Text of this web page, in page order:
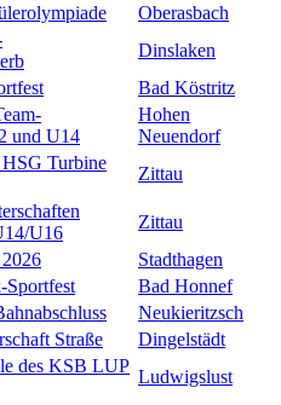
Oberasbach
Dinslaken
Bad Köstritz
und U14
Hohen
Neuendorf
HSG Turbine
Zittau
U16
Zittau
Stadthagen
Bad Honnef
Neukieritzsch
Straße
Dingelstädt
des KSB LUP
Ludwigslust